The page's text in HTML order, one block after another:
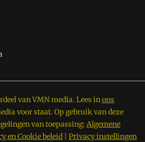
van VMN media. Lees inons
voor staat. Op gebruik van deze
van toepassing: Algemene
en Cookie beleid Privacy instellingen